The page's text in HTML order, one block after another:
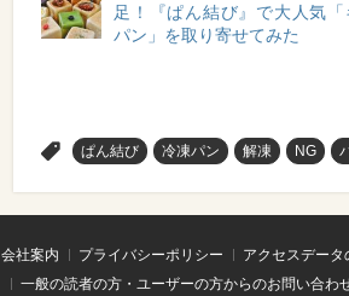
足！『ぱん結び』で大人気
パン」を取り寄せてみた
ぱん結び 冷凍パン 解凍 NG
会社案内 プライバシーポリシー
アクセスデー
一般の読者の方・ユーザーの方からのお問い合わ